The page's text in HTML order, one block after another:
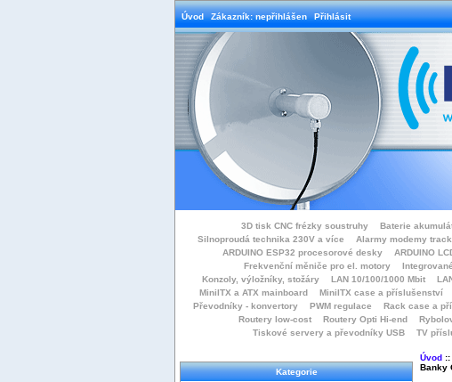
Úvod Zákazník: nepřihlášen Přihlásit
3D tisk CNC frézky soustruhy Baterie
Silnoproudá technika 230V a více
Alarmy modemy
ARDUINO ESP32 procesorové desky
ARDUINO
Frekvenční měniče pro el. motory
Konzoly, výložníky, stožáry
LAN 10/100/1000 Mbit
MiniITX a ATX mainboard
MiniITX case a příslušenství
Převodníky - konvertory
PWM regulace Rack case a
Routery low-cost
Routery Opti Hi-end
Tiskové servery a převodníky USB
TV
Kategorie
Úvod::
Banky